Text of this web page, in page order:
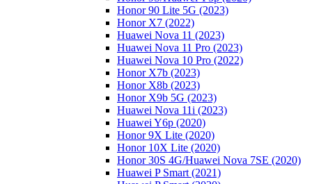
Honor 90 Lite 5G (2023)
Honor X7 (2022)
Huawei Nova 11 (2023)
Huawei Nova 11 Pro (2023)
Huawei Nova 10 Pro (2022)
Honor X7b (2023)
Honor X8b (2023)
Honor X9b 5G (2023)
Huawei Nova 11i (2023)
Huawei Y6p (2020)
Honor 9X Lite (2020)
Honor 10X Lite (2020)
Honor 30S 4G/Huawei Nova 7SE (2020)
Huawei P Smart (2021)